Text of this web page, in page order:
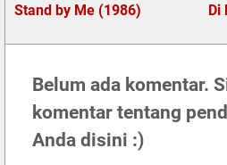
Stand by Me (1986)
Di
Belum ada komentar.
komentar tentang
Anda disini :)